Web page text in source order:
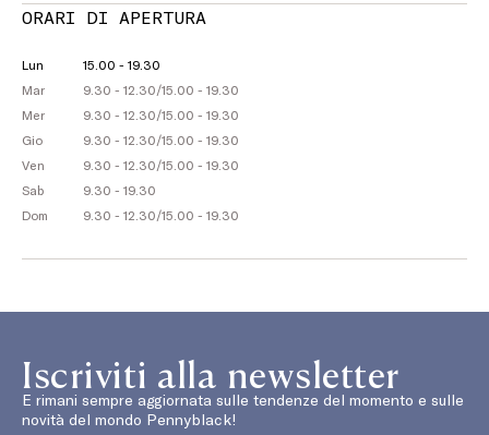
ORARI DI APERTURA
Lun
15.00 - 19.30
Mar
9.30 - 12.30/15.00 - 19.30
Mer
9.30 - 12.30/15.00 - 19.30
Gio
9.30 - 12.30/15.00 - 19.30
Ven
9.30 - 12.30/15.00 - 19.30
Sab
9.30 - 19.30
Dom
9.30 - 12.30/15.00 - 19.30
Iscriviti alla newsletter
E rimani sempre aggiornata sulle tendenze del momento e sulle
novità del mondo Pennyblack!